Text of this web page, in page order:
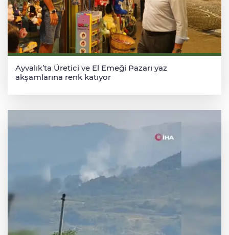
Ayvalık’ta Üretici ve El Emeği Pazarı yaz
akşamlarına renk katıyor